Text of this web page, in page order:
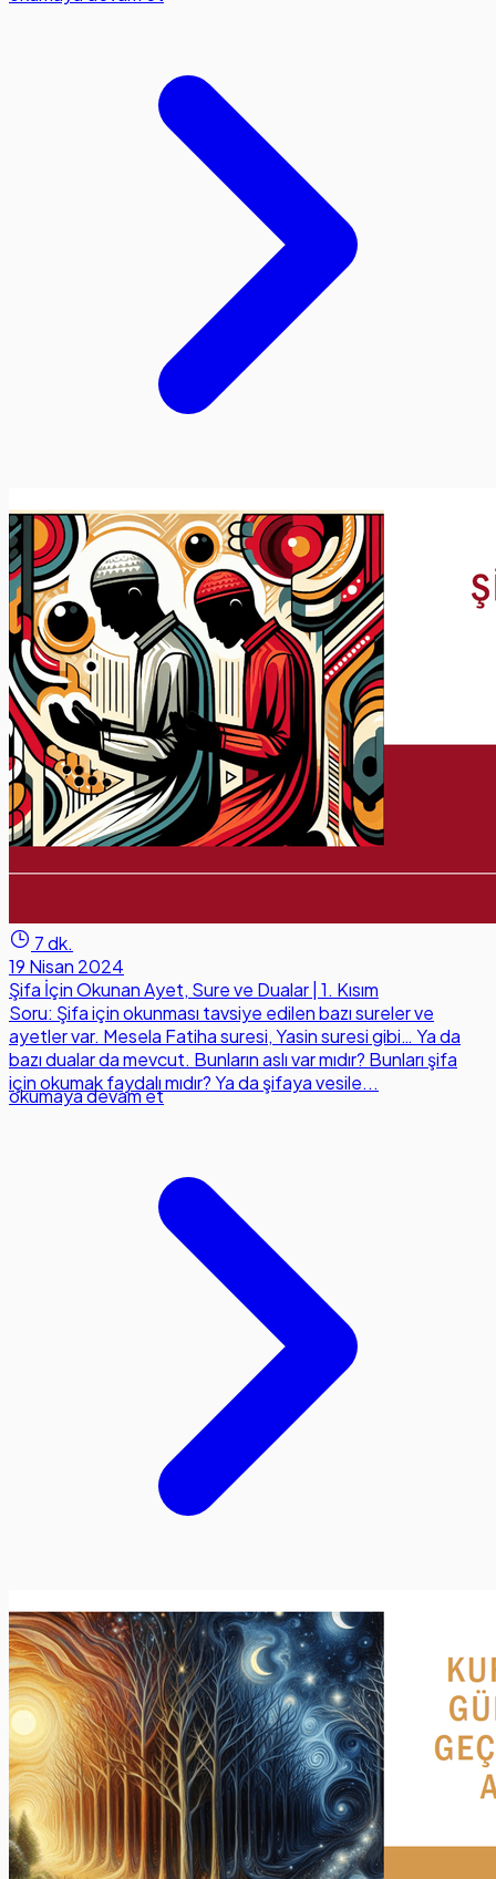
7 dk.
19 Nisan 2024
Şifa İçin Okunan Ayet, Sure ve Dualar | 1. Kısım
Soru: Şifa için okunması tavsiye edilen bazı sureler ve
ayetler var. Mesela Fatiha suresi, Yasin suresi gibi… Ya da
bazı dualar da mevcut. Bunların aslı var mıdır? Bunları şifa
için okumak faydalı mıdır? Ya da şifaya vesile...
okumaya devam et